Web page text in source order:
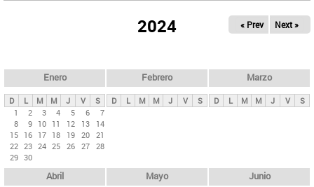
ds
p
n
2024 « Prev Next »
Enero
D L M M J V
S
1
2 3 4 5 6
7
8
9 10 11 12 13
14
15 16 17 18 19 20 21
22 23 24 25 26 27 28
29 30
Febrero
D L M M J V S
Marzo
D L M M J V S
Abril Mayo Junio